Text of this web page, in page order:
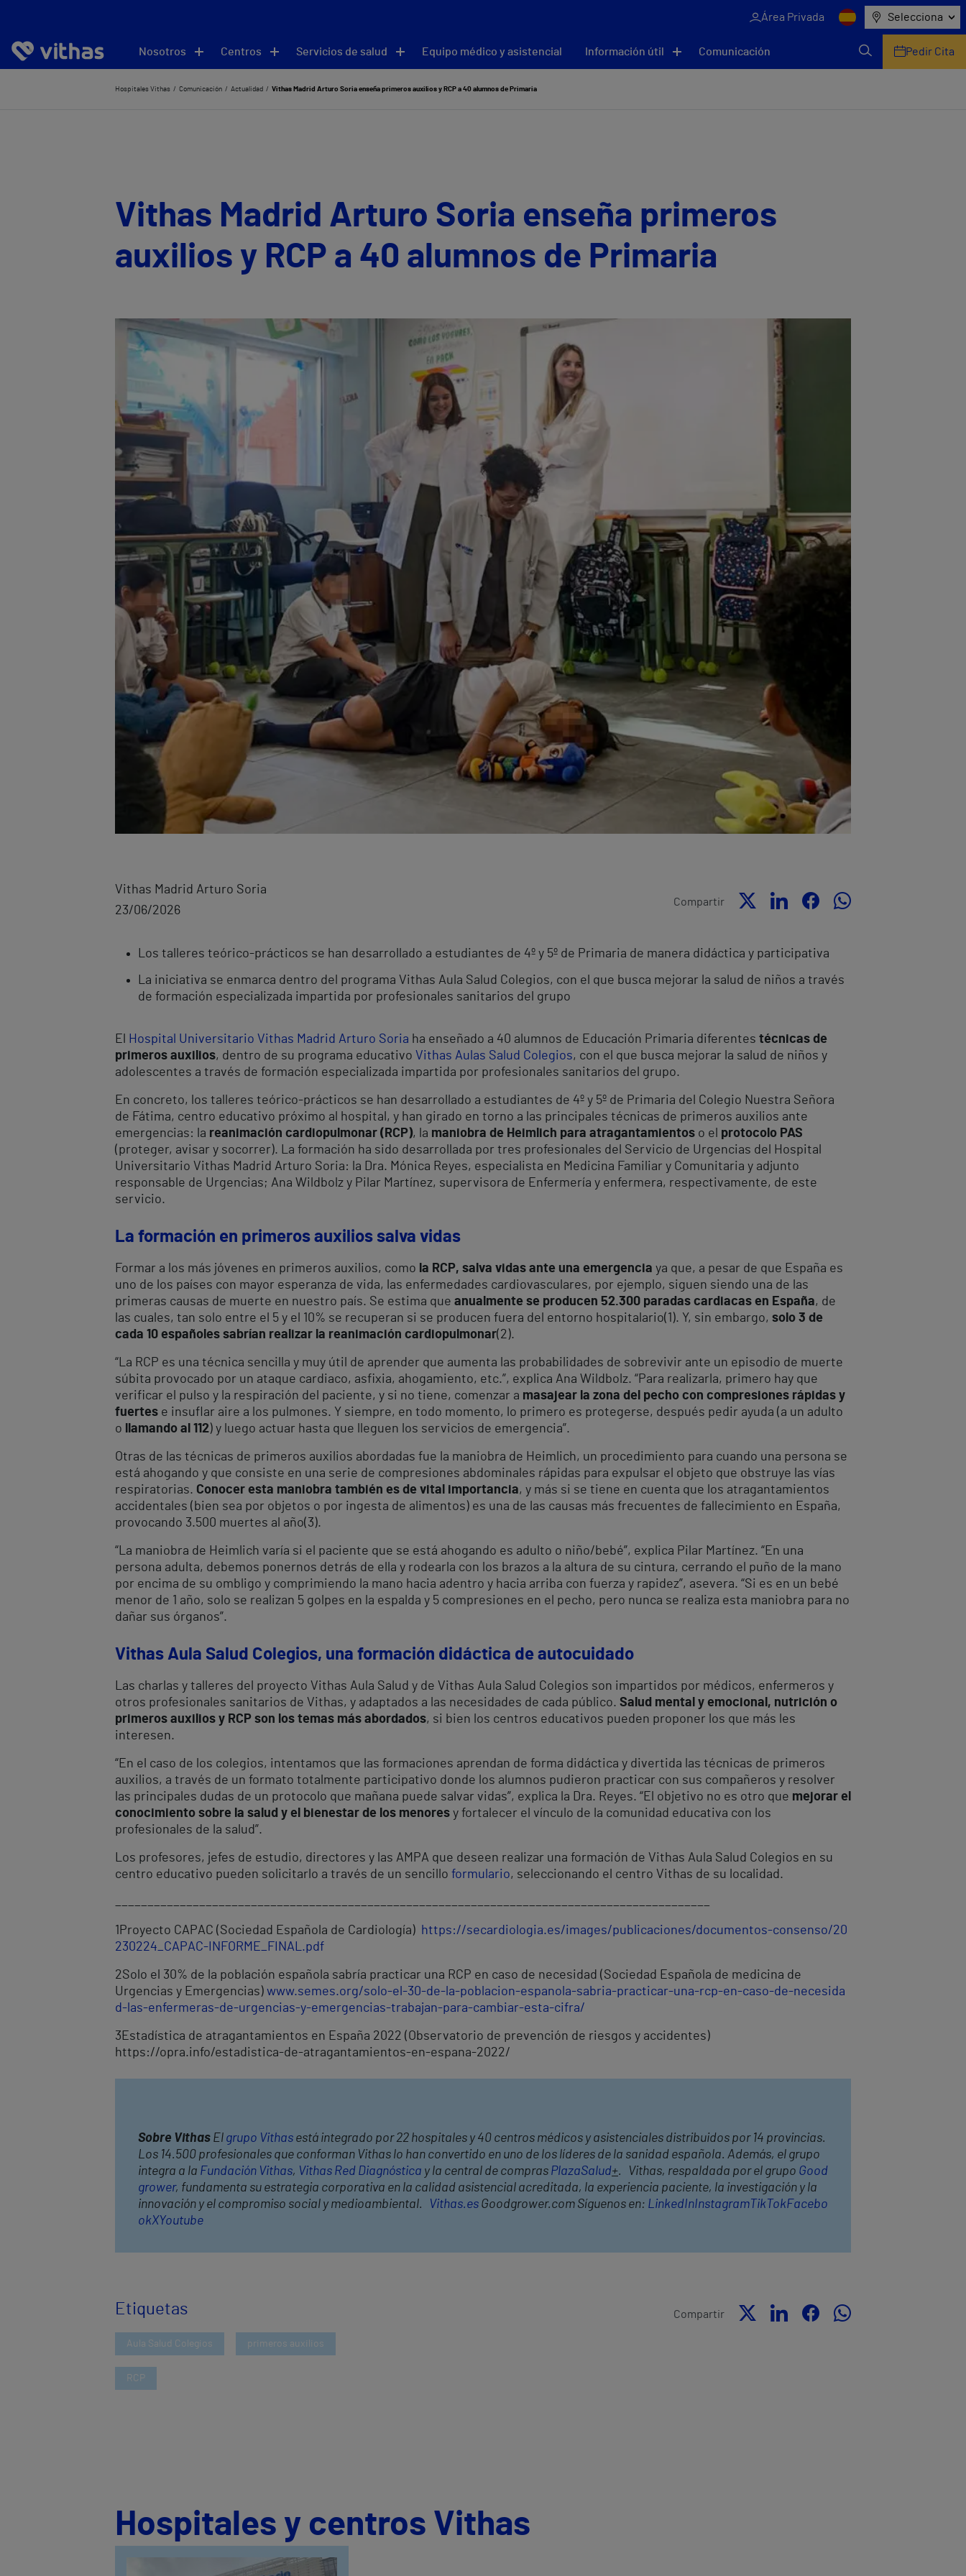
Área Privada Selecciona
Nosotros Centros Servicios de salud Equipo médico y asistencial Información útil Comunicación Pedir Cita
Hospitales Vithas Comunicación Actualidad Vithas Madrid Arturo Soria enseña primeros auxilios y RCP a 40 alumnos de Primaria
Vithas Madrid Arturo Soria enseña primeros
auxilios y RCP a 40 alumnos de Primaria
Vithas Madrid Arturo Soria
23/06/2026
Compartir
Los talleres teórico-prácticos se han desarrollado a estudiantes de 4º y 5º de Primaria de manera didáctica y participativa
La iniciativa se enmarca dentro del programa Vithas Aula Salud Colegios, con el que busca mejorar la salud de niños a través
de formación especializada impartida por profesionales sanitarios del grupo
El Hospital Universitario Vithas Madrid Arturo Soria ha enseñado a 40 alumnos de Educación Primaria diferentes técnicas de
primeros auxilios, dentro de su programa educativo Vithas Aulas Salud Colegios, con el que busca mejorar la salud de niños y
adolescentes a través de formación especializada impartida por profesionales sanitarios del grupo.
En concreto, los talleres teórico-prácticos se han desarrollado a estudiantes de 4º y 5º de Primaria del Colegio Nuestra Señora
de Fátima, centro educativo próximo al hospital, y han girado en torno a las principales técnicas de primeros auxilios ante
emergencias: la reanimación cardiopulmonar (RCP), la maniobra de Heimlich para atragantamientos o el protocolo PAS
(proteger, avisar y socorrer). La formación ha sido desarrollada por tres profesionales del Servicio de Urgencias del Hospital
Universitario Vithas Madrid Arturo Soria: la Dra. Mónica Reyes, especialista en Medicina Familiar y Comunitaria y adjunto
responsable de Urgencias; Ana Wildbolz y Pilar Martínez, supervisora de Enfermería y enfermera, respectivamente, de este
servicio.
La formación en primeros auxilios salva vidas
Formar a los más jóvenes en primeros auxilios, como la RCP, salva vidas ante una emergencia ya que, a pesar de que España es
uno de los países con mayor esperanza de vida, las enfermedades cardiovasculares, por ejemplo, siguen siendo una de las
primeras causas de muerte en nuestro país. Se estima que anualmente se producen 52.300 paradas cardiacas en España, de
las cuales, tan solo entre el 5 y el 10% se recuperan si se producen fuera del entorno hospitalario(1). Y, sin embargo, solo 3 de
cada 10 españoles sabrían realizar la reanimación cardiopulmonar(2).
“La RCP es una técnica sencilla y muy útil de aprender que aumenta las probabilidades de sobrevivir ante un episodio de muerte
súbita provocado por un ataque cardiaco, asfixia, ahogamiento, etc.”, explica Ana Wildbolz. “Para realizarla, primero hay que
verificar el pulso y la respiración del paciente, y si no tiene, comenzar a masajear la zona del pecho con compresiones rápidas y
fuertes e insuflar aire a los pulmones. Y siempre, en todo momento, lo primero es protegerse, después pedir ayuda (a un adulto
o
llamando al 112) y luego actuar hasta que lleguen los servicios de emergencia”.
Otras de las técnicas de primeros auxilios abordadas fue la maniobra de Heimlich, un procedimiento para cuando una persona se
está ahogando y que consiste en una serie de compresiones abdominales rápidas para expulsar el objeto que obstruye las vías
respiratorias. Conocer esta maniobra también es de vital importancia, y más si se tiene en cuenta que los atragantamientos
accidentales (bien sea por objetos o por ingesta de alimentos) es una de las causas más frecuentes de fallecimiento en España,
provocando 3.500 muertes al año(3).
“La maniobra de Heimlich varía si el paciente que se está ahogando es adulto o niño/bebé”, explica Pilar Martínez. “En una
persona adulta, debemos ponernos detrás de ella y rodearla con los brazos a la altura de su cintura, cerrando el puño de la mano
por encima de su ombligo y comprimiendo la mano hacia adentro y hacia arriba con fuerza y rapidez”, asevera. “Si es en un bebé
menor de 1 año, solo se realizan 5 golpes en la espalda y 5 compresiones en el pecho, pero nunca se realiza esta maniobra para no
dañar sus órganos”.
Vithas Aula Salud Colegios, una formación didáctica de autocuidado
Las charlas y talleres del proyecto Vithas Aula Salud y de Vithas Aula Salud Colegios son impartidos por médicos, enfermeros y
otros profesionales sanitarios de Vithas, y adaptados a las necesidades de cada público. Salud mental y emocional, nutrición o
primeros auxilios y RCP son los temas más abordados, si bien los centros educativos pueden proponer los que más les
interesen.
“En el caso de los colegios, intentamos que las formaciones aprendan de forma didáctica y divertida las técnicas de primeros
auxilios, a través de un formato totalmente participativo donde los alumnos pudieron practicar con sus compañeros y resolver
las principales dudas de un protocolo que mañana puede salvar vidas”, explica la Dra. Reyes. “El objetivo no es otro que mejorar el
conocimiento sobre la salud y el bienestar de los menores y fortalecer el vínculo de la comunidad educativa con los
profesionales de la salud”.
Los profesores, jefes de estudio, directores y las AMPA que deseen realizar una formación de Vithas Aula Salud Colegios en su
centro educativo pueden solicitarlo a través de un sencillo formulario, seleccionando el centro Vithas de su localidad.
____________________________________________________________________________________________
1 Proyecto CAPAC (Sociedad Española de Cardiología) https://secardiologia.es/images/publicaciones/documentos-consenso/20
230224_CAPAC-INFORME_FINAL.pdf
2Solo el 30% de la población española sabría practicar una RCP en caso de necesidad (Sociedad Española de medicina de
Urgencias y Emergencias) www.semes.org/solo-el-30-de-la-poblacion-espanola-sabria-practicar-una-rcp-en-caso-de-necesida
d-las-enfermeras-de-urgencias-y-emergencias-trabajan-para-cambiar-esta-cifra/
3 Estadística de atragantamientos en España 2022 (Observatorio de prevención de riesgos y accidentes)
https://opra.info/estadistica-de-atragantamientos-en-espana-2022/
Sobre Vithas El grupo Vithas está integrado por 22 hospitales y 40 centros médicos y asistenciales distribuidos por 14 provincias.
Los 14.500 profesionales que conforman Vithas lo han convertido en uno de los líderes de la sanidad española. Además, el grupo
integra a la Fundación Vithas, Vithas Red Diagnóstica y la central de compras PlazaSalud+. Vithas, respaldada por el grupo Good
grower, fundamenta su estrategia corporativa en la calidad asistencial acreditada, la experiencia paciente, la investigación y la
innovación y el compromiso social y medioambiental.
Vithas.es Goodgrower.com Síguenos en: LinkedInInstagram TikTokFacebo
okXYoutube
Compartir
Etiquetas
Aula Salud Colegios primeros auxilios
RCP
Hospitales y centros Vithas